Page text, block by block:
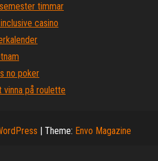
timmar
casino
no poker
vinna på roulette
| Theme: Envo Magazine